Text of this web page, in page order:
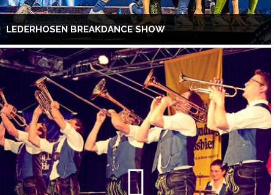
LEDERHOSEN BREAKDANCE SHOW